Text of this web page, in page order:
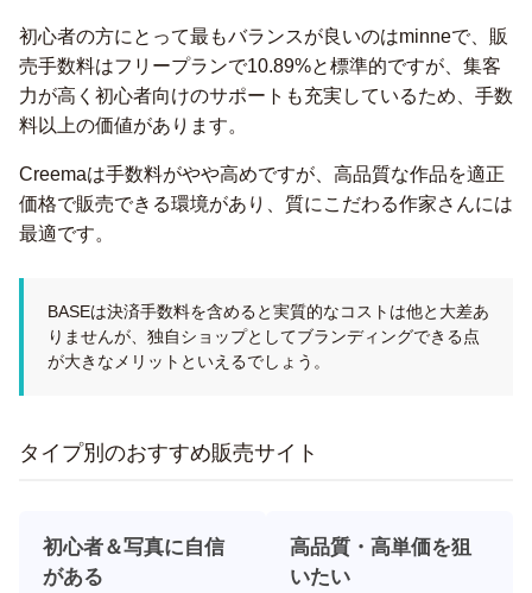
初心者の方にとって最もバランスが良いのはminneで、販
売手数料はフリープランで10.89%と標準的ですが、集客
力が高く初心者向けのサポートも充実しているため、手数
料以上の価値があります。
Creemaは手数料がやや高めですが、高品質な作品を適正
価格で販売できる環境があり、質にこだわる作家さんには
最適です。
BASEは決済手数料を含めると実質的なコストは他と大差あ
りませんが、独自ショップとしてブランディングできる点
が大きなメリットといえるでしょう。
タイプ別のおすすめ販売サイト
初心者＆写真に自信
がある
高品質・高単価を狙
いたい